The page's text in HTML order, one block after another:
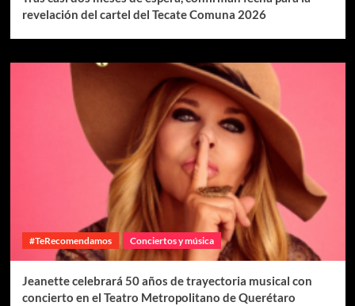
revelación del cartel del Tecate Comuna 2026
#TeRecomendamos Conciertos y música
Jeanette celebrará 50 años de trayectoria musical con
concierto en el Teatro Metropolitano de Querétaro